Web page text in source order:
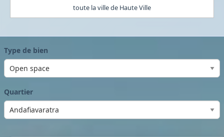
toute la ville de Haute Ville
Type de bien
Quartier